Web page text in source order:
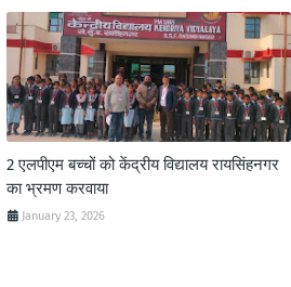
2 एलपीएम बच्चों को केंद्रीय विद्यालय रायसिंहनगर
का भ्रमण करवाया
January 23, 2026